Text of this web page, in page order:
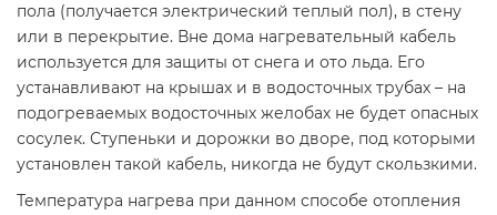
пола (получается электрический теплый пол), в стену
или в перекрытие. Вне дома нагревательный кабель
используется для защиты от снега и ото льда. Его
устанавливают на крышах и в водосточных трубах – на
подогреваемых водосточных желобах не будет опасных
сосулек. Ступеньки и дорожки во дворе, под которыми
установлен такой кабель, никогда не будут скользкими.
Температура нагрева при данном способе отопления